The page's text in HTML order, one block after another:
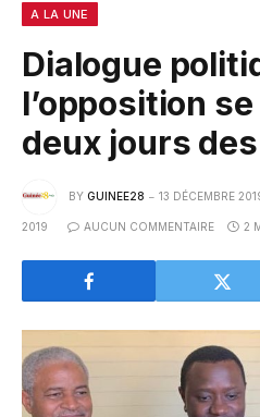
A LA UNE
Dialogue
l’opposition
deux jours
BY GUINEE28 13 DÉCEMBRE
2019 AUCUN COMMENTAIRE 2